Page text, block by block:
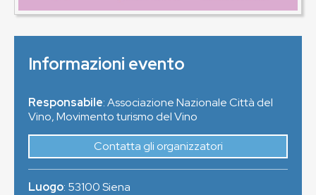
Informazioni evento
Responsabile: Associazione Nazionale Città del
Vino, Movimento turismo del Vino
Contatta gli organizzatori
Luogo: 53100Siena